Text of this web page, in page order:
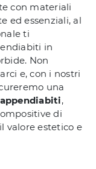
con materiali
ed essenziali, al
ti
in
Non
e, con i nostri
una
appendiabiti,
di
valore estetico e